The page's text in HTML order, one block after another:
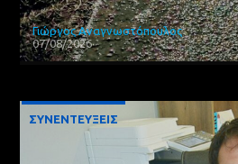
Γιώργος Αναγνωστόπουλος
07/08/2026
ΣΥΝΕΝΤΕΥΞΕΙΣ